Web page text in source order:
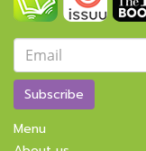
Subscribe
Menu